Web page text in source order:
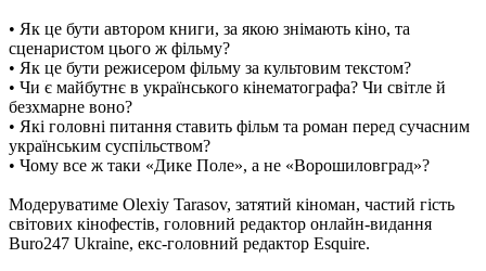
• Як це бути автором книги, за якою знімають кіно, та
сценаристом цього ж фільму?
• Як це бути режисером фільму за культовим текстом?
• Чи є майбутнє в українського кінематографа? Чи світле й
безхмарне воно?
• Які головні питання ставить фільм та роман перед сучасним
українським суспільством?
• Чому все ж таки «Дике Поле», а не «Ворошиловград»?
Модеруватиме Olexiy Tarasov, затятий кіноман, частий гість
світових кінофестів, головний редактор онлайн-видання
Buro247 Ukraine, екс-головний редактор Esquire.